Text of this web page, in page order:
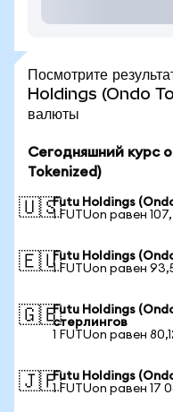
Посмотрите
Holdings (Ondo
валюты
Сегодняшний курс
Tokenized)
🇺🇸Futu Holdings
1 FUTUon равен
🇪🇺Futu Holdings
1 FUTUon равен
🇬🇧Futu Holdings
стерлингов
1 FUTUon равен
🇯🇵Futu Holdings
1 FUTUon равен 17